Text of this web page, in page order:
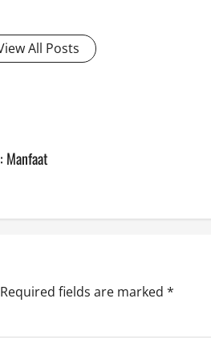
All Posts
Manfaat
Required fields are marked *